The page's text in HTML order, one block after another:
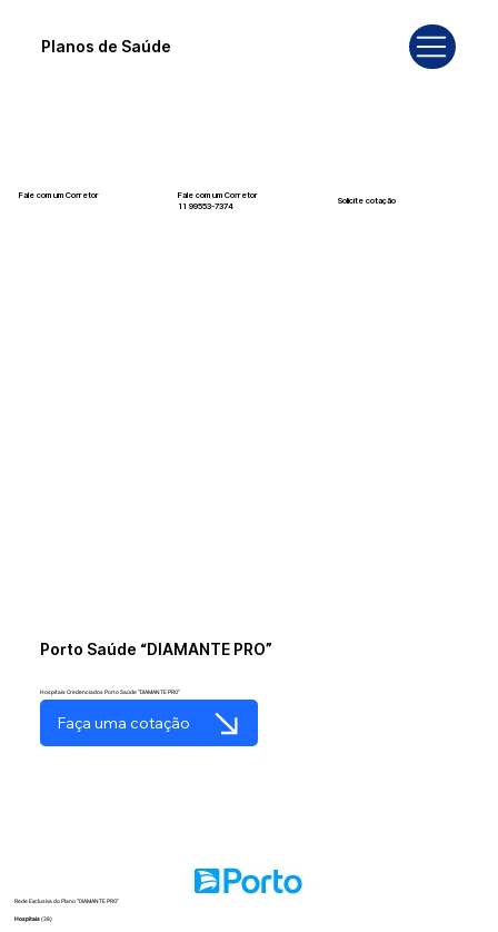
Planos de Saúde
Fale com um Corretor
Fale com um Corretor
11 99553-7374
Solicite cotação
Porto Saúde “DIAMANTE PRO”
Hospitais Credenciados Porto Saúde “DIAMANTE PRO”
Faça uma cotação
Rede Exclusiva do Plano “DIAMANTE PRO”
Hospitais(38)